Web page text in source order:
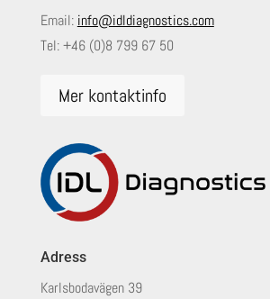
Email: info@idldiagnostics.com
Tel:+46 (0)8 799 67 50
Mer kontaktinfo
Adress
Karlsbodavägen 39